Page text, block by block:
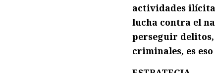
actividades
lucha contra el
perseguir
criminales, es